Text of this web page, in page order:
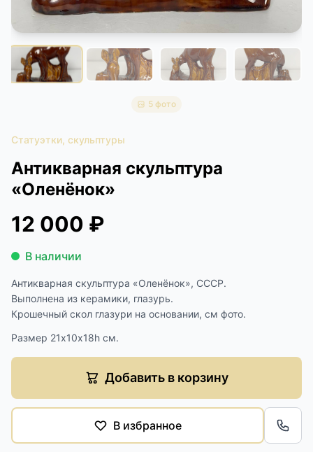
5 фото
Статуэтки, скульптуры
Антикварная скульптура
«Оленёнок»
12 000 ₽
В наличии
Антикварная скульптура «Оленёнок», СССР.
Выполнена из керамики, глазурь.
Крошечный скол глазури на основании, см фото.
Размер 21х10х18h см.
Добавить в корзину
В избранное